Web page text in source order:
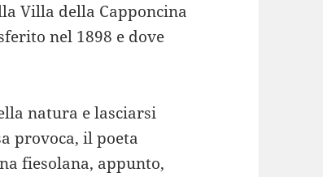
Villa della Capponcina
nel 1898 e dove
natura e lasciarsi
provoca, il poeta
fiesolana, appunto,